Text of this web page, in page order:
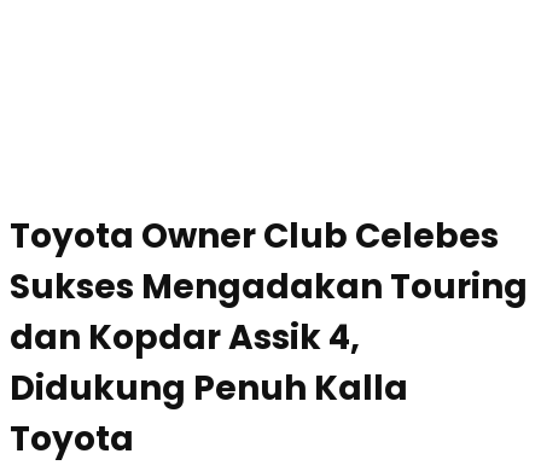
Toyota Owner Club Celebes
Sukses Mengadakan Touring
dan Kopdar Assik 4,
Didukung Penuh Kalla
Toyota